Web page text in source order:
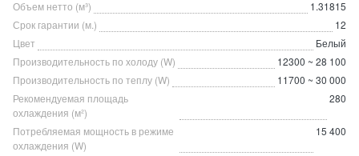
Объем нетто (м³)
1.31815
Срок гарантии (м.)
12
Цвет
Белый
Производительность по холоду (W)
12300 ~ 28 100
Производительность по теплу (W)
11700 ~ 30 000
Рекомендуемая площадь
охлаждения (м²)
280
Потребляемая мощность в режиме
охлаждения (W)
15 400